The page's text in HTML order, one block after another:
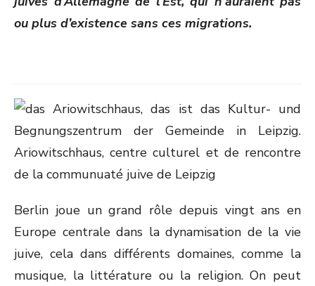
ou plus d’existence sans ces migrations.
Berlin joue un grand rôle depuis vingt ans en
Europe centrale dans la dynamisation de la vie
juive, cela dans différents domaines, comme la
musique, la littérature ou la religion. On peut